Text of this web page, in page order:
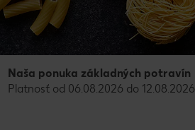
Naša ponuka základných potravín
Platnosť od 06.08.2026 do 12.08.2026